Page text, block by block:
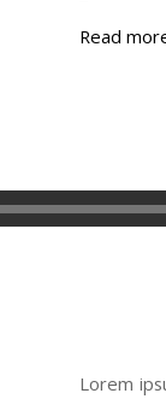
Read
Lorem